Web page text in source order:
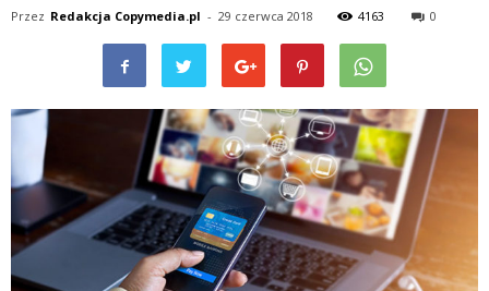
Przez Redakcja Copymedia.pl - 29 czerwca 2018 4163 0